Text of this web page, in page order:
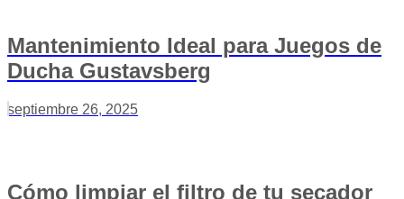
Mantenimiento Ideal para Juegos de
Ducha Gustavsberg
septiembre 26, 2025
Cómo limpiar el filtro de tu secador